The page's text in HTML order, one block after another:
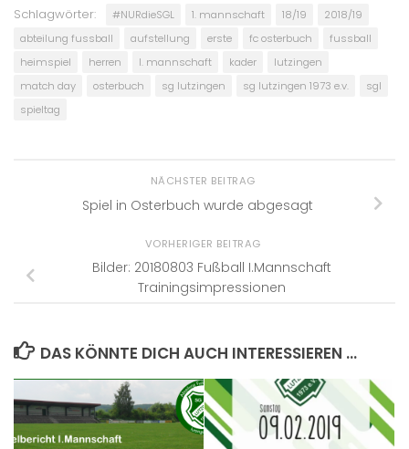
Schlagwörter: #NURdieSGL 1. mannschaft 18/19
2018/19
abteilung fussball
aufstellung erste fc osterbuch
fussball
heimspiel
herren I. mannschaft kader
lutzingen
match day
osterbuch sg lutzingen sg lutzingen 1973 e.v.
sgl
spieltag
NÄCHSTER BEITRAG
Spiel in Osterbuch wurde abgesagt
VORHERIGER BEITRAG
Bilder: 20180803 Fußball I.Mannschaft
Trainingsimpressionen
DAS KÖNNTE DICH AUCH INTERESSIEREN …